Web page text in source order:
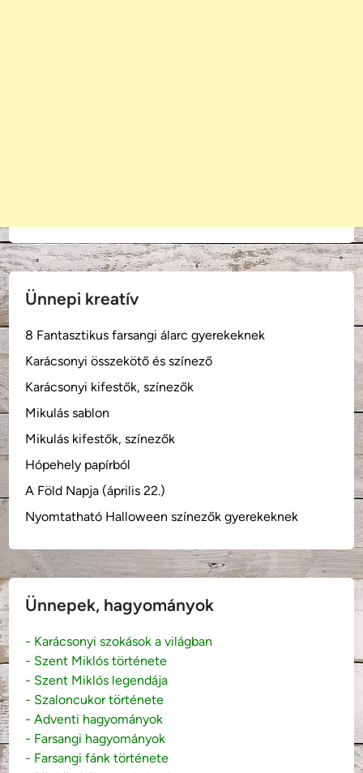
Ünnepi kreatív
8 Fantasztikus farsangi álarc gyerekeknek
Karácsonyi összekötő és színező
Karácsonyi kifestők, színezők
Mikulás sablon
Mikulás kifestők, színezők
Hópehely papírból
A Föld Napja (április 22.)
Nyomtatható Halloween színezők gyerekeknek
Ünnepek, hagyományok
- Karácsonyi szokások a világban
- Szent Miklós története
- Szent Miklós legendája
- Szaloncukor története
- Adventi hagyományok
- Farsangi hagyományok
- Farsangi fánk története